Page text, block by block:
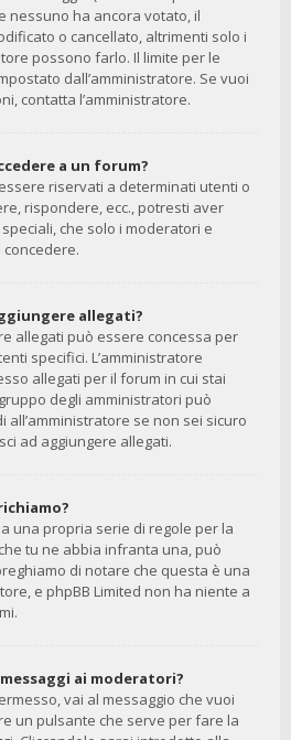
nessuno ha ancora votato, il
o cancellato, altrimenti solo i
possono farlo. Il limite per le
dall’amministratore. Se vuoi
contatta l’amministratore.
a un forum?
riservati a determinati utenti o
rispondere, ecc., potresti aver
che solo i moderatori e
concedere.
allegati?
allegati può essere concessa per
specifici. L’amministratore
allegati per il forum in cui stai
degli amministratori può
all’amministratore se non sei sicuro
ad aggiungere allegati.
una propria serie di regole per la
tu ne abbia infranta una, può
di notare che questa è una
e phpBB Limited non ha niente a
ai moderatori?
vai al messaggio che vuoi
un pulsante che serve per fare la